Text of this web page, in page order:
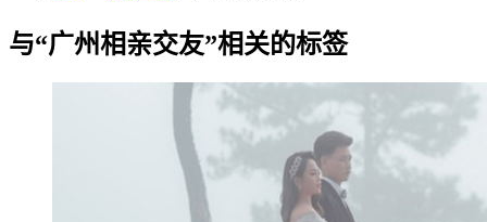
与“广州相亲交友”相关的标签